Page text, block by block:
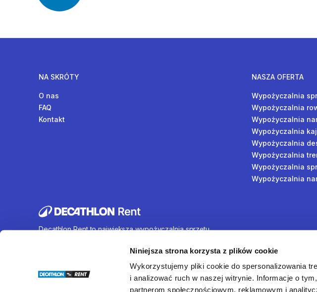
Niniejsza strona korzysta z plików cookie
Wykorzystujemy pliki cookie do spersonalizowania
i analizować ruch w naszej witrynie. Informacje o
partnerom społecznościowym, reklamowym i
NA SKRÓTY
O nas
FAQ
Kontakt
NASZA OFERTA
Wypożyczalnia
Wypożyczalnia
Wypożyczalnia
Wypożyczalnia
Wypożyczalnia
Wypożyczalnia
Wypożyczalnia
Wypożyczalnia
Decathlon Rent to największa wypożyczalnia sprzętu
wynajem rowerów, sprzętu turystycznego, sprzętu do